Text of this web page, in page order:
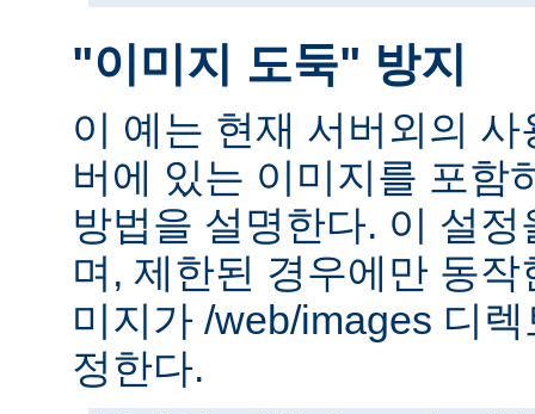
"이미지 도둑" 방지
이 예는 현재 서버외의
버에 있는 이미지를 포함
방법을 설명한다. 이 설
며, 제한된 경우에만 동
미지가 /web/images 디
정한다.